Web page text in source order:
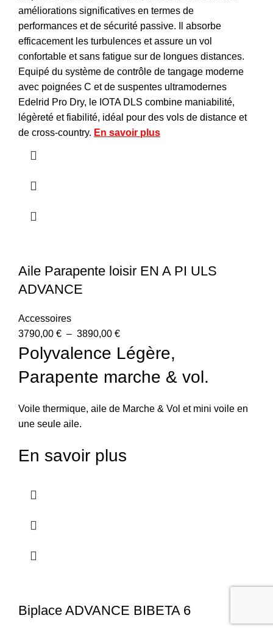
améliorations significatives en termes de
performances et de sécurité passive. Il absorbe
efficacement les turbulences et assure un vol
confortable et sans fatigue sur de longues distances.
Equipé du système de contrôle de tangage moderne
avec poignées C et de suspentes ultramodernes
Edelrid Pro Dry, le IOTA DLS combine maniabilité,
légèreté et fiabilité, idéal pour des vols de distance et
de cross-country. En savoir plus
Aile Parapente loisir EN A PI ULS
ADVANCE
Accessoires
3790,00 € – 3890,00 €
Polyvalence Légère,
Parapente marche & vol.
Voile thermique, aile de Marche & Vol et mini voile en
une seule aile.
En savoir plus
Biplace ADVANCE BIBETA 6